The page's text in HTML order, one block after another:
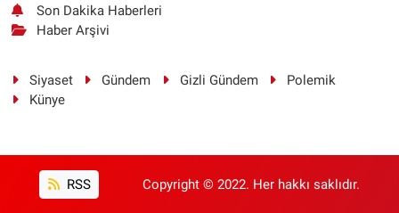
Son Dakika Haberleri
Haber Arşivi
Siyaset Gündem Gizli Gündem
Polemik
Künye
RSS Copyright © 2022. Her hakkı saklıdır.